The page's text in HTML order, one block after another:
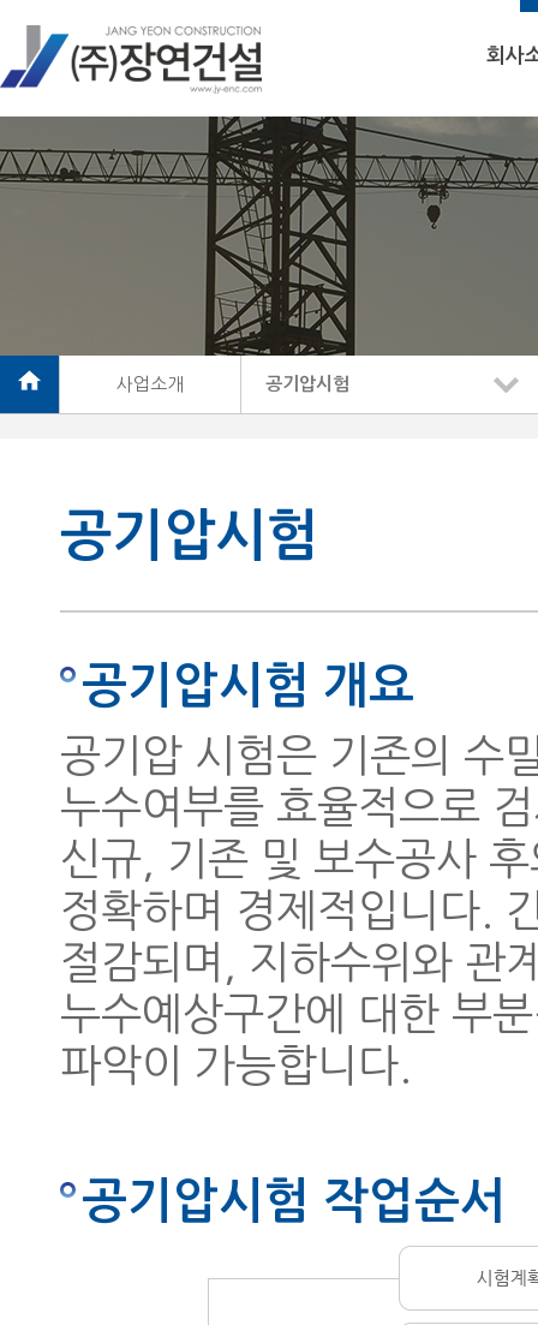
회사
사업소개 공기압시험
공기압시험
공기압시험 개요
공기압 시험은 기존의 수
누수여부를 효율적으로
신규, 기존 및 보수공사
정확하며 경제적입니다.
절감되며, 지하수위와 관
누수예상구간에 대한 부
파악이 가능합니다.
공기압시험 작업순서